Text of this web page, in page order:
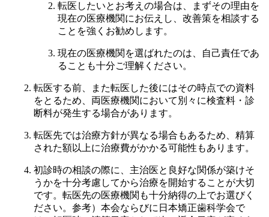
転医したいとお考えの場合は、まずその理由を
現在の医療機関にお伝えし、改善策を相談する
ことを強くお勧めします。
現在の医療機関を選ばれたのは、自己責任であ
ることも十分ご理解ください。
転医する前、また転医した後にはその時点での資料
をとるため、両医療機関において別々に検査料・診
断料が発生する場合があります。
転医先では治療方針が異なる場合もあるため、精算
された額以上に治療費がかかる可能性もあります。
初診時の相談の際に、主治医と良好な関係が築けそ
うかを十分考慮してから治療を開始することが大切
です。転医先の医療機関も十分納得の上でお選びく
ださい。参考）本会ならびに日本矯正歯科学会で